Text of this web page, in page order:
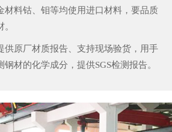
材料钴、钼等均使用进口材料，要品质
供原厂材质报告、支持现场验货，用手
材的化学成分，提供SGS检测报告。